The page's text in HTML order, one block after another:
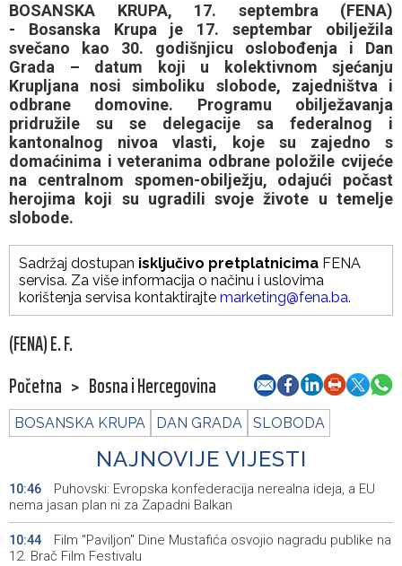
BOSANSKA KRUPA, 17. septembra (FENA)
- Bosanska Krupa je 17. septembar obilježila
svečano kao 30. godišnjicu oslobođenja i Dan
Grada – datum koji u kolektivnom sjećanju
Krupljana nosi simboliku slobode, zajedništva i
odbrane domovine. Programu obilježavanja
pridružile su se delegacije sa federalnog i
kantonalnog nivoa vlasti, koje su zajedno s
domaćinima i veteranima odbrane položile cvijeće
na centralnom spomen-obilježju, odajući počast
herojima koji su ugradili svoje živote u temelje
slobode.
Sadržaj dostupan isključivo pretplatnicima FENA
servisa. Za više informacija o načinu i uslovima
korištenja servisa kontaktirajte marketing@fena.ba.
(FENA) E. F.
Početna > Bosna i Hercegovina
BOSANSKA KRUPA DAN GRADA SLOBODA
NAJNOVIJE VIJESTI
10:46
Puhovski: Evropska konfederacija nerealna ideja, a EU
nema jasan plan ni za Zapadni Balkan
10:44
Film "Paviljon" Dine Mustafića osvojio nagradu publike na
12. Brač Film Festivalu